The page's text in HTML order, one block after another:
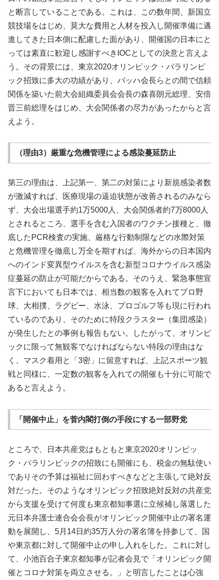
と断言していることである。これは、この数年間、新国立
競技場をはじめ、莫大な費用と人材を投入し開催準備に邁
進してきた日本側に配慮した面があり、開催国の日本にと
っては素直に歓迎し感謝すべきIOCとしての決意と言えよ
う。その背景には、東京2020オリンピック・パラリンピ
ック招致に多大の功績があり、バッハ会長らとの間で信頼
関係を築いた前大会組織委員会会長の森喜朗元総理、安倍
晋三前総理をはじめ、大会関係者の尽力があったからと言
えよう。
（理由3）厳重な危機管理による感染蔓延防止
第三の理由は、上記第一、第二の対策により新規感染者数
が激減すれば、医療現場の逼迫状態が改善されるのみなら
ず、大会出場選手約1万5000人、大会関係者約7万8000人
とされるところ、選手を含む入国者のワクチン接種と、徹
底したPCR検査の実施、厳格な行動制限などの水際対策
と危機管理を徹底し万全を期すれば、海外からの日本国内
へのインド変異型ウイルスを含む新型コロナウイルス感染
症蔓延の防止が可能だからである。そのうえ、緊急事態宣
言下においても日本では、相当数の観客を入れてプロ野
球、大相撲、ラグビー、水泳、プロゴルフ等も現に行われ
ているのであり、そのために特段クラスター（集団感染）
が発生したとの事例も報告もない。したがって、オリンピ
ックに限って無観客でなければならない特段の理由はな
く、マスク着用と「3密」に留意すれば、上記スポーツ観
戦と同様に、一定数の観客を入れての開催も十分に可能で
あると言えよう。
「開催中止」を菅内閣打倒の手段にする一部野党
ところで、日本共産党はもともと東京2020オリンピッ
ク・パラリンピックの招致にも開催にも、税金の無駄使い
でありその予算は福祉に回わすべきなどと主張して絶対反
対だった。そのようなオリンピック招致絶対反対の共産党
から支援を受けて何度も東京都知事選に立候補し落選した
元日本弁護士連合会会長がオリンピック開催中止の署名運
動を展開し、5月14日約35万人分の署名簿を持参して、国
や東京都に対して開催中止の申し入れをした。これに対し
て、小池百合子東京都知事が記者会見で「オリンピック開
催とコロナ対策を両立させる。」と明言したことは心強